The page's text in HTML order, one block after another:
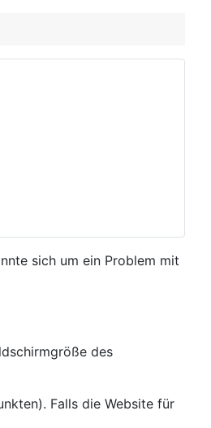
sich um ein Problem mit
des
Falls die Website für